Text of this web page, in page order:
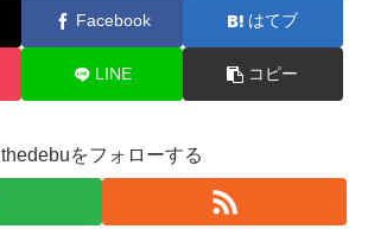
Facebook はてブ
LINE コピー
thedebuをフォローする